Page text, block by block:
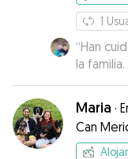
1
“Han
la
hecho
teniendo
Vermut
nuestros
Maria ·
Can